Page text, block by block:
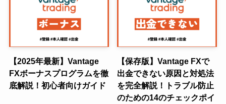
【2025年最新】Vantage
FXボーナスプログラムを徹
底解説！初心者向けガイド
【保存版】Vantage FXで
出金できない原因と対処法
を完全解説！トラブル防止
のための14のチェックポイ